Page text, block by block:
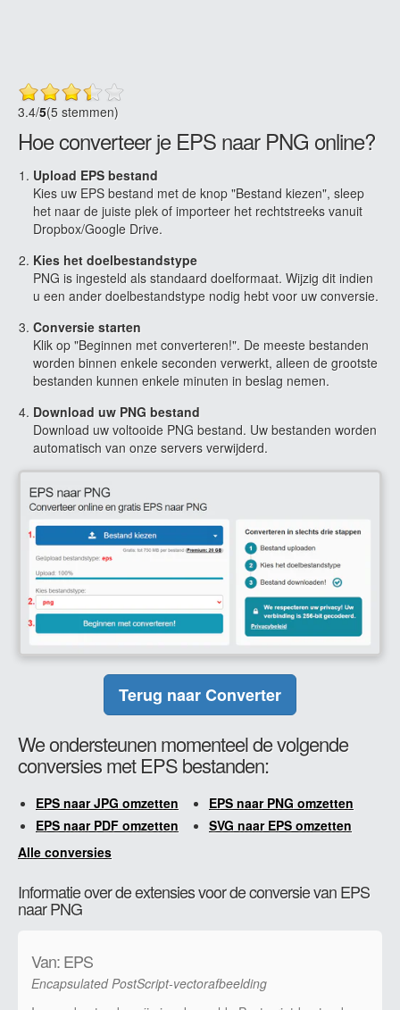
3.4/5(5 stemmen)
Hoe converteer je EPS naar PNG online?
Upload EPS bestand
Kies uw EPS bestand met de knop "Bestand kiezen", sleep
het naar de juiste plek of importeer het rechtstreeks vanuit
Dropbox/Google Drive.
Kies het doelbestandstype
PNG is ingesteld als standaard doelformaat. Wijzig dit indien
u een ander doelbestandstype nodig hebt voor uw conversie.
Conversie starten
Klik op "Beginnen met converteren!". De meeste bestanden
worden binnen enkele seconden verwerkt, alleen de grootste
bestanden kunnen enkele minuten in beslag nemen.
Download uw PNG bestand
Download uw voltooide PNG bestand. Uw bestanden worden
automatisch van onze servers verwijderd.
Terug naar Converter
We ondersteunen momenteel de volgende
conversies met EPS bestanden:
EPS naar JPG omzetten
EPS naar PNG omzetten
EPS naar PDF omzetten
SVG naar EPS omzetten
Alle conversies
Informatie over de extensies voor de conversie van EPS
naar PNG
Van: EPS
Encapsulated PostScript-vectorafbeelding